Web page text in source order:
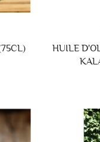
HUILE